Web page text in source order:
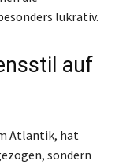
lukrativ.
auf
Atlantik, hat
sondern